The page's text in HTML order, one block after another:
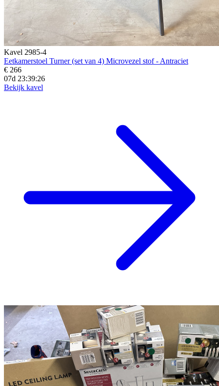
Kavel 2985-4
Eetkamerstoel Turner (set van 4) Microvezel stof - Antraciet
€ 266
07d 23:39:25
Bekijk kavel